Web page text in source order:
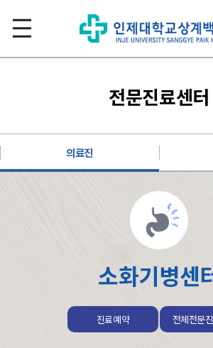
전문진료센터
의료진
소화기병센
진료예약 전체전문